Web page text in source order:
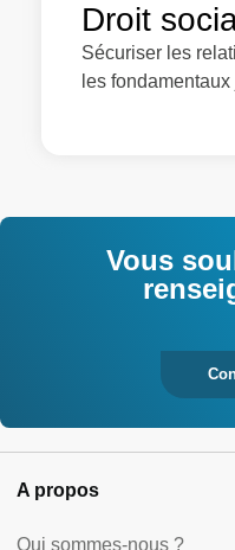
Droit
Sécuriser les
les
Vous
A propos
Qui sommes-nous ?